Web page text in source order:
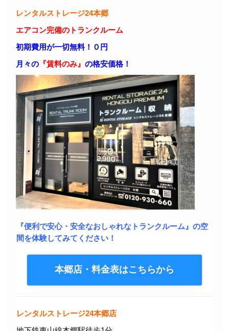
レンタルストレージ24本郷
エアコン完備のトランクルーム
初期費用が一切無料！０円
月々の 『賃料のみ』 の格安価格！
『便利で安心・安全なおしゃれなトランクルーム』の空
間を体験してみてください！
本郷店・料金表はこちらから
レンタルストレージ24本郷店